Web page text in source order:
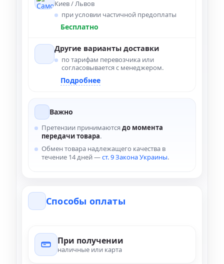
Киев / Львов
при условии частичной предоплаты
Бесплатно
Другие варианты доставки
по тарифам перевозчика или
согласовывается с менеджером.
Подробнее
Важно
Претензии принимаются до момента
передачи товара.
Обмен товара надлежащего качества в
течение 14 дней —ст. 9 Закона Украины.
Способы оплаты
При получении
наличные или карта